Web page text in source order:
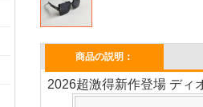
商品の説明：
2026超激得新作登場 ディ